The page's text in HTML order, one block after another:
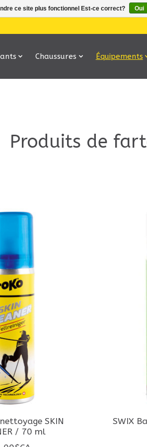
Chaussures Équipements
Produits de
SKIN
/ 70 ml
SWIX
ce site plus fonctionnel Est-ce correct? Oui